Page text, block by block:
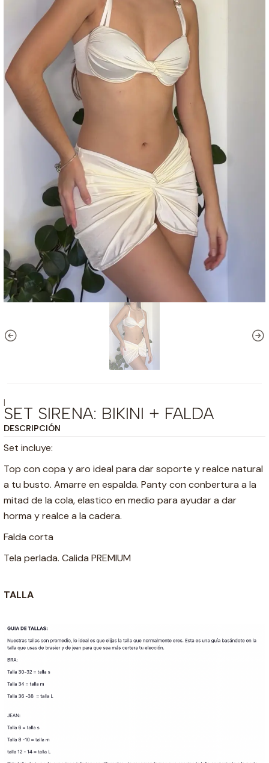
|
SET SIRENA: BIKINI + FALDA
DESCRIPCIÓN
Set incluye:
Top con copa y aro ideal para dar soporte y realce natural
a tu busto. Amarre en espalda. Panty con conbertura a la
mitad de la cola, elastico en medio para ayudar a dar
horma y realce a la cadera.
Falda corta
Tela perlada. Calida PREMIUM
TALLA